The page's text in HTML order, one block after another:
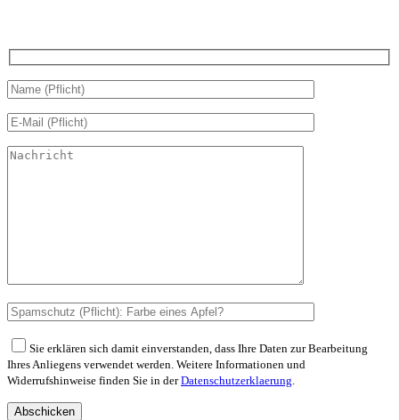
Sie erklären sich damit einverstanden, dass Ihre Daten zur Bearbeitung
Ihres Anliegens verwendet werden. Weitere Informationen und
Widerrufshinweise finden Sie in derDatenschutzerklaerung.
Abschicken